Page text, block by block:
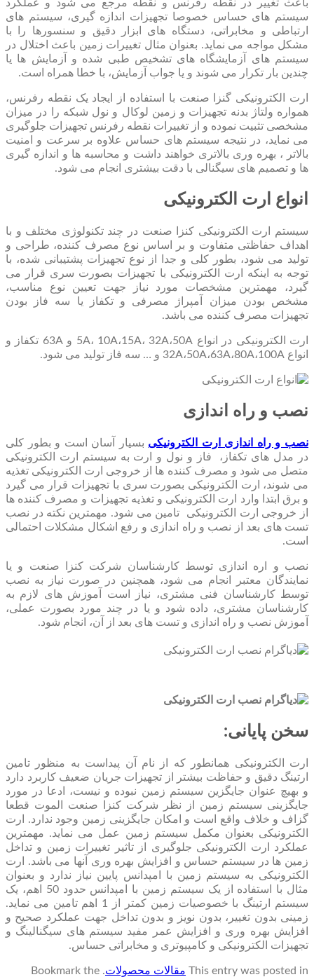
باعث تغییر در نقطه رفرنس و نقطه مرجع می شود و عملکرد
سیستم های حساس خصوصا تجهیزات اندازه گیری، سیستم های
ارتباطی و مخابراتی، دستگاه های ابزار دقیق و سنسورها را با
مشکل مواجه می نماید. بعنوان مثال تغییرات زمین باعث اختلال در
سیستم های آزمایشگاه های تشخیص طبی شده و آزمایش ها یا
چندین بار تکرار می شوند و یا جواب آزمایش، با خطا همراه است.
ارت الکترونیکی گنزا صنعت با استفاده از ایجاد یک نقطه رفرنس،
همواره ولتاژ بدنه تجهیزات و زمین لوکال و نول شبکه را در میزان
مشخصی تثبیت نموده و از تغییرات نقطه رفرنس تجهیزات جلوگیری
می نماید، در نتیجه سیستم های حساس علاوه بر سرعت و امنیت
بالاتر ، بهره وری بالاتری خواهند داشت و محاسبه ها و اندازه گیری
ها و تصمیم های سیگنالی با دقت بیشتری انجام می شود.
انواع ارت الکترونیکی
سیستم ارت الکترونیکی کنزا صنعت در چند تکنولوژی مختلف و با
اهداف حفاظتی متفاوت و بر اساس نوع مصرف کننده، طراحی و
تولید می شود، بطور کلی و جدا از نوع تجهیزات پشتیبانی شده، با
توجه به اینکه ارت الکترونیکی با تجهیزات بصورت سری قرار می
گیرد، مهمترین مشخصات مورد نیاز جهت تعیین نوع مناسب،
مشخص بودن میزان آمپراژ مصرفی و تکفاز یا سه فاز بودن
تجهیزات مصرف کننده می باشد.
ارت الکترونیکی در انواع 5A، 10A،15A، 32A،50A و 63A تکفاز و
انواع 32A،50A،63A،80A،100A و … سه فاز تولید می شود.
نصب و راه اندازی
نصب و راه اندازی ارت الکترونیکی بسیار آسان است و بطور کلی
در مدل های تکفاز، فاز و نول و ارت به سیستم ارت الکترونیکی
متصل می شود و مصرف کننده ها از خروجی ارت الکترونیکی تغذیه
می شوند، ارت الکترونیکی بصورت سری با تجهیزات قرار می گیرد
و برق ابتدا وارد ارت الکترونیکی و تغذیه تجهیزات و مصرف کننده ها
از خروجی ارت الکترونیکی تامین می شود. مهمترین نکته در نصب
تست های بعد از نصب و راه اندازی و رفع اشکال مشکلات احتمالی
است.
نصب و اره اندازی توسط کارشناسان شرکت کنزا صنعت و یا
نمایندگان معتبر انجام می شود، همچنین در صورت نیاز به نصب
توسط کارشناسان فنی مشتری، نیاز است آموزش های لازم به
کارشناسان مشتری، داده شود و یا در چند مورد بصورت عملی،
آموزش نصب و راه اندازی و تست های بعد از آن، انجام شود.
سخن پایانی:
ارت الکترونیکی همانطور که از نام آن پیداست به منظور تامین
ارتینگ دقیق و حفاظت بیشتر از تجهیزات جریان ضعیف کاربرد دارد
و بهیچ عنوان جایگزین سیستم زمین نبوده و نیست، ادعا در مورد
جایگزینی سیستم زمین از نظر شرکت کنزا صنعت الموت قطعا
گزاف و خلاف واقع است و امکان جایگزینی زمین وجود ندارد. ارت
الکترونیکی بعنوان مکمل سیستم زمین عمل می نماید. مهمترین
عملکرد ارت الکترونیکی جلوگیری از تاثیر تغییرات زمین و تداخل
زمین ها در سیستم حساس و افزایش بهره وری آنها می باشد. ارت
الکترونیکی به سیستم زمین با امپدانس پایین نیاز ندارد و بعنوان
مثال با استفاده از یک سیستم زمین با امپدانس حدود 50 اهم، یک
سیستم ارتینگ با خصوصیات زمین کمتر از 1 اهم تامین می نماید.
زمینی بدون تغییر، بدون نویز و بدون تداخل جهت عملکرد صحیح و
افزایش بهره وری و افزایش عمر مفید سیستم های سیگنالینگ و
تجهیزات الکترونیکی و کامپیوتری و مخابراتی حساس.
This entry was posted in مقالات محصولات. Bookmark the